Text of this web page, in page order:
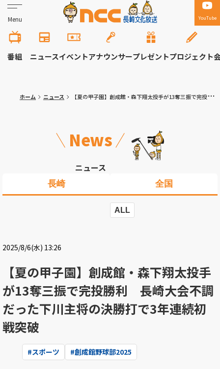
Menu YouTube
番組 ニュースイベントアナウンサープレゼントプロジェクト
ホーム ニュース 【夏の甲子園】創成館・森下翔太投手が13奪三振で完投勝利 長崎大会不調だった下川主将の決勝打で3年連続初戦突破
News
ニュース
長崎 全国
ALL
2025/8/6(水) 13:26
【夏の甲子園】創成館・森下翔太投手
が13奪三振で完投勝利 長崎大会不調
だった下川主将の決勝打で3年連続初
戦突破
#スポーツ #創成館野球部2025